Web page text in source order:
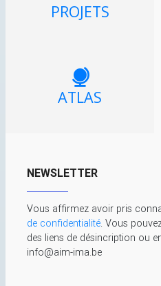
PROJETS
ATLAS
NEWSLETTER
Vous affirmez avoir pris
de confidentialité. Vous
des liens de désincription ou
info@aim-ima.be